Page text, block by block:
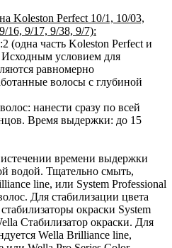
Koleston Perfect 10/1, 10/03,
16, 9/17, 9/38, 9/7):
(одна часть Koleston Perfect и
Исходным условием для
равномерно
волосы с глубиной
нанести сразу по всей
Время выдержки: до 15
времени выдержки
водой. Тщательно смыть,
line, или System Professional
Для стабилизации цвета
окраски System
Стабилизатор окраски. Для
Wella Brilliance line,